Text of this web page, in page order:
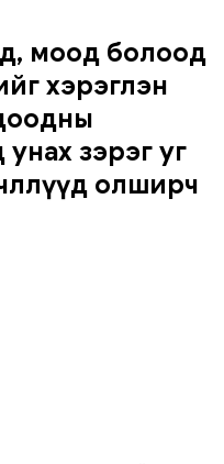
моод болоод
хэрэглэн
унах зэрэг уг
олширч